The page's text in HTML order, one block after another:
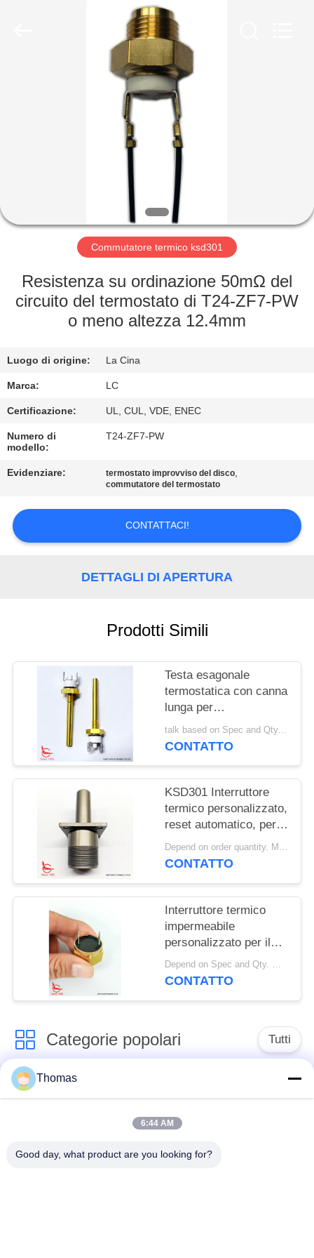
MOSTRA
VR
CIRCA
NOI
DELLA
FABBRICA
CONTROLLO
DI
QUALITÀ
CONTATTICI
PRIVACY
POLICY
Commutatore termico ksd301
Resistenza su ordinazione 50mΩ del
circuito del termostato di T24-ZF7-PW
o meno altezza 12.4mm
Luogo di origine: La Cina
Marca: LC
Certificazione: UL, CUL, VDE, ENEC
Numero di
modello:
T24-ZF7-PW
Evidenziare: termostato improvviso del disco,
commutatore del termostato
CONTATTACI!
DETTAGLI DI APERTURA
Prodotti Simili
Testa esagonale
termostatica con canna
lunga per
apparecchiature di
riscaldamento solare
talk based on Spec and Qty. MOQ:1000 pezzi
CONTATTO
KSD301 Interruttore
termico personalizzato,
reset automatico, per
macchine per la pulizia
della neve
Depend on order quantity. MOQ:1000 pezzi, supportano anche la quantità di campioni o test.
CONTATTO
Interruttore termico
impermeabile
personalizzato per il
sensore di allarme
antincendio del veicolo
Depend on Spec and Qty. MOQ:1000 PCS
CONTATTO
Categorie popolari Tutti
termostato ksd301
automatico di
risistemazione
Termostato del
commutatore termico
Thomas
6:44 AM
Good day, what product are you looking for?